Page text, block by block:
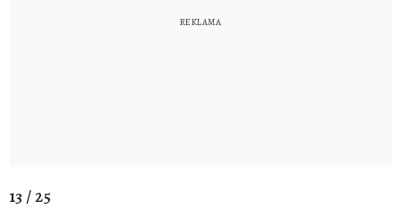
13 / 25